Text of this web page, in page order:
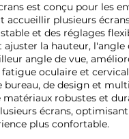
est conçu pour les
accueillir plusieurs
et des réglages
la hauteur,
angle de vue,
oculaire et
de design et
robustes et
écrans,
plus confortable.